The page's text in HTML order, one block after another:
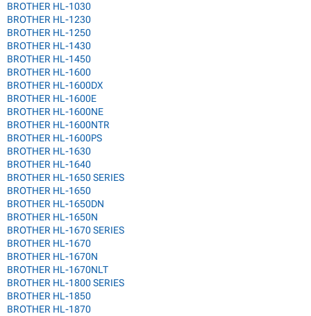
BROTHER HL-1030
BROTHER HL-1230
BROTHER HL-1250
BROTHER HL-1430
BROTHER HL-1450
BROTHER HL-1600
BROTHER HL-1600DX
BROTHER HL-1600E
BROTHER HL-1600NE
BROTHER HL-1600NTR
BROTHER HL-1600PS
BROTHER HL-1630
BROTHER HL-1640
BROTHER HL-1650 SERIES
BROTHER HL-1650
BROTHER HL-1650DN
BROTHER HL-1650N
BROTHER HL-1670 SERIES
BROTHER HL-1670
BROTHER HL-1670N
BROTHER HL-1670NLT
BROTHER HL-1800 SERIES
BROTHER HL-1850
BROTHER HL-1870